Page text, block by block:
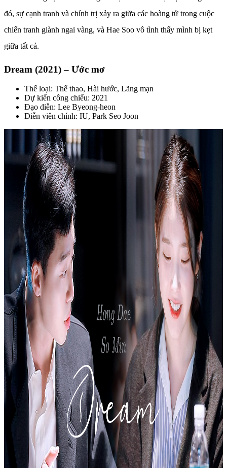
đó, sự cạnh tranh và chính trị xảy ra giữa các hoàng tử trong cuộc
chiến tranh giành ngai vàng, và Hae Soo vô tình thấy mình bị kẹt
giữa tất cả.
Dream (2021) – Ước mơ
Thể loại: Thể thao, Hài hước, Lãng mạn
Dự kiến công chiếu: 2021
Đạo diễn: Lee Byeong-heon
Diễn viên chính: IU, Park Seo Joon